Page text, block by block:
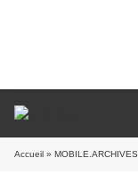
Accueil » MOBILE.ARCHIVES